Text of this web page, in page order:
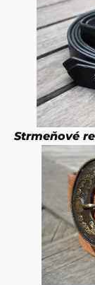
Strmeňové